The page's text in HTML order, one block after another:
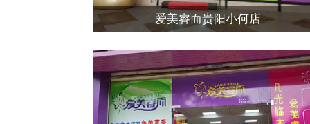
爱美睿而贵阳小何店